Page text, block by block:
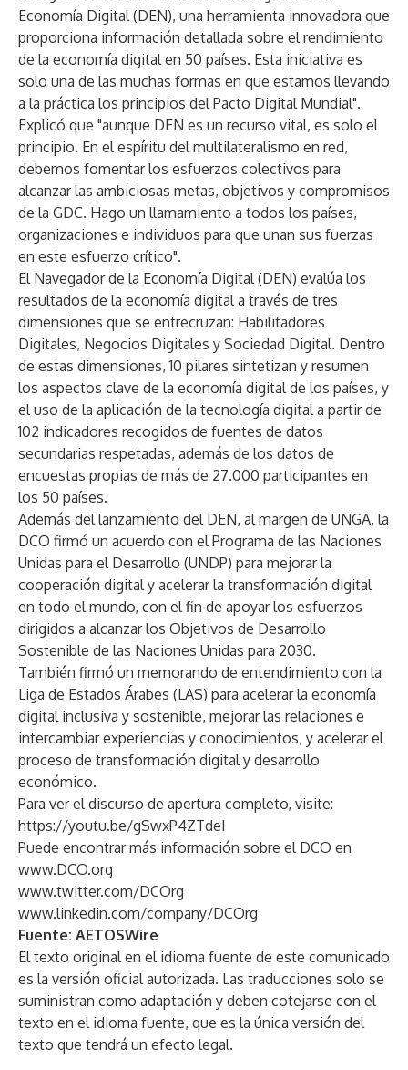
Economía Digital (DEN), una herramienta innovadora que
proporciona información detallada sobre el rendimiento
de la economía digital en 50 países. Esta iniciativa es
solo una de las muchas formas en que estamos llevando
a la práctica los principios del Pacto Digital Mundial".
Explicó que "aunque DEN es un recurso vital, es solo el
principio. En el espíritu del multilateralismo en red,
debemos fomentar los esfuerzos colectivos para
alcanzar las ambiciosas metas, objetivos y compromisos
de la GDC. Hago un llamamiento a todos los países,
organizaciones e individuos para que unan sus fuerzas
en este esfuerzo crítico".
El Navegador de la Economía Digital (DEN) evalúa los
resultados de la economía digital a través de tres
dimensiones que se entrecruzan: Habilitadores
Digitales, Negocios Digitales y Sociedad Digital. Dentro
de estas dimensiones, 10 pilares sintetizan y resumen
los aspectos clave de la economía digital de los países, y
el uso de la aplicación de la tecnología digital a partir de
102 indicadores recogidos de fuentes de datos
secundarias respetadas, además de los datos de
encuestas propias de más de 27.000 participantes en
los 50 países.
Además del lanzamiento del DEN, al margen de UNGA, la
DCO firmó un acuerdo con el Programa de las Naciones
Unidas para el Desarrollo (UNDP) para mejorar la
cooperación digital y acelerar la transformación digital
en todo el mundo, con el fin de apoyar los esfuerzos
dirigidos a alcanzar los Objetivos de Desarrollo
Sostenible de las Naciones Unidas para 2030.
También firmó un memorando de entendimiento con la
Liga de Estados Árabes (LAS) para acelerar la economía
digital inclusiva y sostenible, mejorar las relaciones e
intercambiar experiencias y conocimientos, y acelerar el
proceso de transformación digital y desarrollo
económico.
Para ver el discurso de apertura completo, visite:
https://youtu.be/gSwxP4ZTdeI
Puede encontrar más información sobre el DCO en
www.DCO.org
www.twitter.com/DCOrg
www.linkedin.com/company/DCOrg
Fuente: AETOSWire
El texto original en el idioma fuente de este comunicado
es la versión oficial autorizada. Las traducciones solo se
suministran como adaptación y deben cotejarse con el
texto en el idioma fuente, que es la única versión del
texto que tendrá un efecto legal.